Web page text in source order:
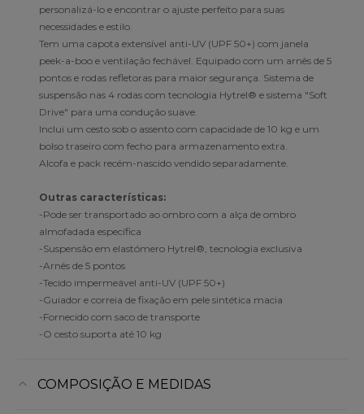
personalizá-lo e encontrar o ajuste perfeito para suas
necessidades e estilo.
Tem uma capota extensível anti-UV (UPF 50+) com janela
peek-a-boo e ventilação fechável. Equipado com um arnês de 5
pontos e rodas refletoras para maior segurança. Sistema de
suspensão nas 4 rodas com tecnologia Hytrel® e sistema "Soft
Drive" para uma condução suave.
Inclui um cesto sob o assento com capacidade de 10 kg e um
bolso traseiro com fecho para armazenamento extra.
Alcofa e pack recém-nascido vendido separadamente.
Outras características:
-Pode ser transportado ao ombro com a alça de ombro
almofadada específica
-Suspensão em elastómero Hytrel®, tecnologia exclusiva
-Arnês de 5 pontos
-Tecido impermeável anti-UV (UPF 50+)
-Guiador e correia de fixação em pele sintética macia
-Fornecido com saco de transporte
-O cesto suporta até 10 kg
COMPOSIÇÃO E MEDIDAS